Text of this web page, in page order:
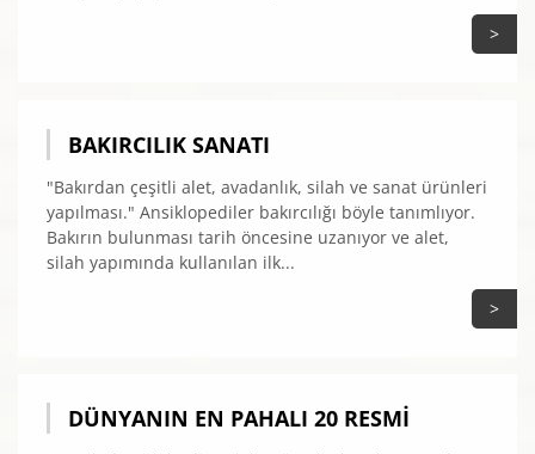
>
BAKIRCILIK SANATI
"Bakırdan çeşitli alet, avadanlık, silah ve sanat ürünleri
yapılması." Ansiklopediler bakırcılığı böyle tanımlıyor.
Bakırın bulunması tarih öncesine uzanıyor ve alet,
silah yapımında kullanılan ilk...
>
DÜNYANIN EN PAHALI 20 RESMI